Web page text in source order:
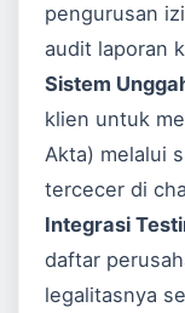
pengurusan
audit laporan
Sistem
klien untuk
Akta) melalui
tercecer di
Integrasi
daftar
legalitasnya